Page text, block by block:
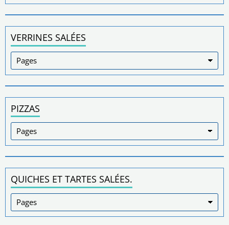
VERRINES SALÉES
PIZZAS
QUICHES ET TARTES SALÉES.